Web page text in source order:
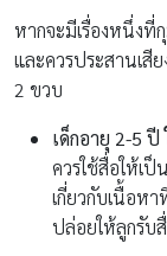
หากจะมีเรื่องหนึ่ง
และควรประสานเสี
2 ขวบ
เด็กอายุ 2-5 ปี
ควรใช้สื่อให้เ
เกี่ยวกับเนื้อห
ปล่อยให้ลูกรับ